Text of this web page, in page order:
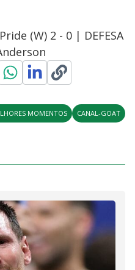
(W) 2 - 0 | DEFESA
MOMENTOS CANAL-GOAT